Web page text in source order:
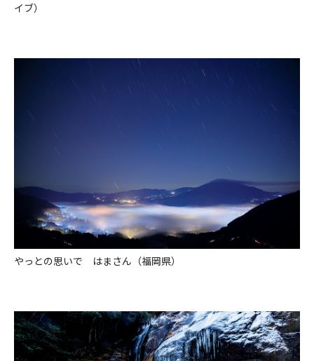
イブ）
やっとの思いで はまさん（福岡県）